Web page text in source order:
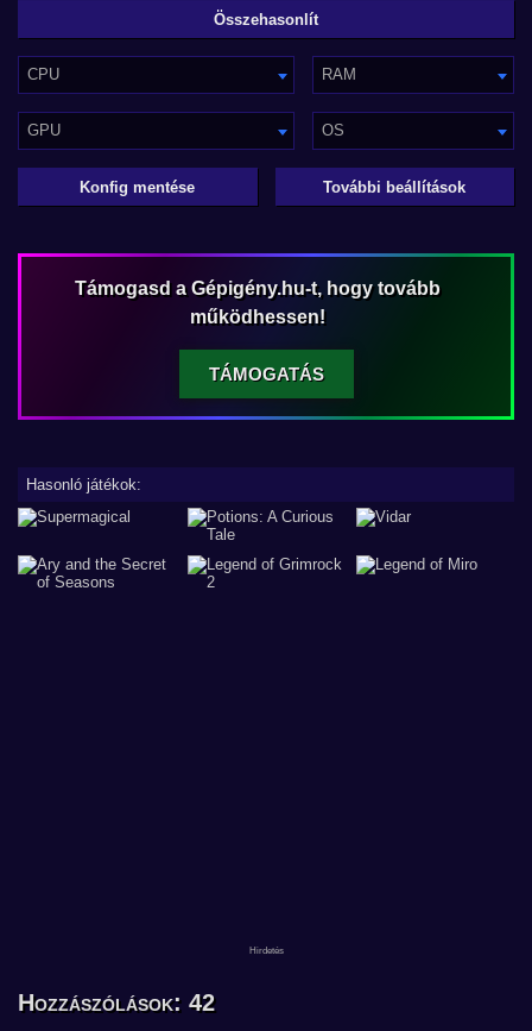
CPU RAM
GPU OS
Konfig mentése További beállítások
Támogasd a Gépigény.hu-t, hogy tovább
működhessen!
TÁMOGATÁS
Hasonló játékok:
Hozzászólások: 42